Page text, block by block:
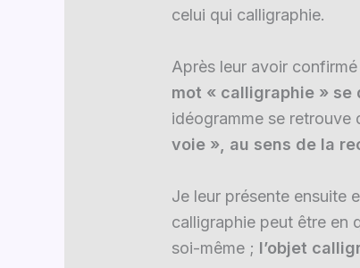
celui qui calligraphie.
Après leur avoir
mot « calligraphie » se
idéogramme se retrouve
voie », au sens de la
Je leur présente ensuite
calligraphie peut être en
soi-même ; l’objet